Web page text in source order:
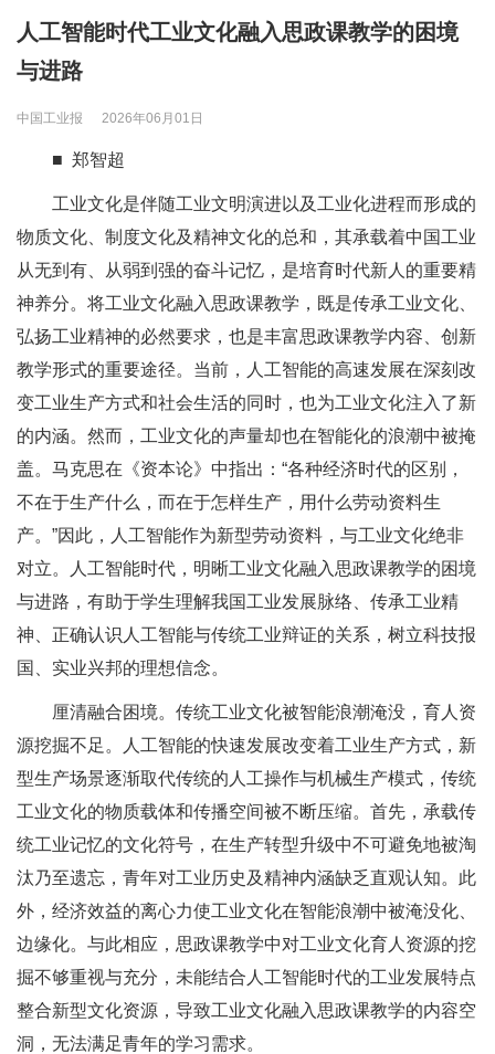
人工智能时代工业文化融入思政课教学的困境
与进路
中国工业报 2026年06月01日
■ 郑智超
工业文化是伴随工业文明演进以及工业化进程而形成的
物质文化、制度文化及精神文化的总和，其承载着中国工业
从无到有、从弱到强的奋斗记忆，是培育时代新人的重要精
神养分。将工业文化融入思政课教学，既是传承工业文化、
弘扬工业精神的必然要求，也是丰富思政课教学内容、创新
教学形式的重要途径。当前，人工智能的高速发展在深刻改
变工业生产方式和社会生活的同时，也为工业文化注入了新
的内涵。然而，工业文化的声量却也在智能化的浪潮中被掩
盖。马克思在《资本论》中指出：“各种经济时代的区别，
不在于生产什么，而在于怎样生产，用什么劳动资料生
产。”因此，人工智能作为新型劳动资料，与工业文化绝非
对立。人工智能时代，明晰工业文化融入思政课教学的困境
与进路，有助于学生理解我国工业发展脉络、传承工业精
神、正确认识人工智能与传统工业辩证的关系，树立科技报
国、实业兴邦的理想信念。
厘清融合困境。传统工业文化被智能浪潮淹没，育人资
源挖掘不足。人工智能的快速发展改变着工业生产方式，新
型生产场景逐渐取代传统的人工操作与机械生产模式，传统
工业文化的物质载体和传播空间被不断压缩。首先，承载传
统工业记忆的文化符号，在生产转型升级中不可避免地被淘
汰乃至遗忘，青年对工业历史及精神内涵缺乏直观认知。此
外，经济效益的离心力使工业文化在智能浪潮中被淹没化、
边缘化。与此相应，思政课教学中对工业文化育人资源的挖
掘不够重视与充分，未能结合人工智能时代的工业发展特点
整合新型文化资源，导致工业文化融入思政课教学的内容空
洞，无法满足青年的学习需求。